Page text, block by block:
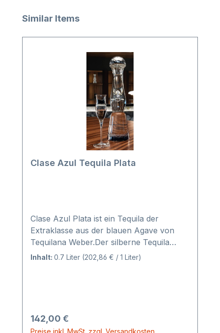
Produktgalerie überspringen
Similar Items
Clase Azul Tequila Plata
Clase Azul Plata ist ein Tequila der
Extraklasse aus der blauen Agave von
Tequilana Weber.Der silberne Tequila
bietet einen Hauch von Süße und ein
(Silber)ALKOHOLGEHALT: 40% alc. Vol.
(80 Proof)REGION: Jalisco Highlands
Inhalt: 0.7 Liter (202,86 € / 1 Liter)
Regulärer Preis:
142,00 €
Preise inkl. MwSt. zzgl. Versandkosten